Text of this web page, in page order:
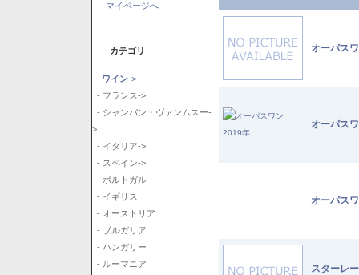
マイページへ
カテゴリ
ワイン->
- フランス->
- シャンパン・ヴァンムスー-
>
- イタリア->
- スペイン->
- ポルトガル
- イギリス
- オーストリア
- ブルガリア
- ハンガリー
- ルーマニア
オーパス
オーパス
オーパス
スターレ